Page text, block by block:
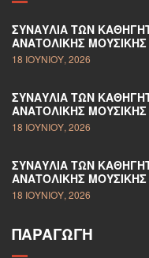
ΣΥΝΑΥΛΊΑ ΤΩΝ
ΑΝΑΤΟΛΙΚΉΣ ΜΟΥΣΙΚΉΣ
18 ΙΟΥΝΊΟΥ, 2026
ΣΥΝΑΥΛΊΑ ΤΩΝ
ΑΝΑΤΟΛΙΚΉΣ ΜΟΥΣΙΚΉΣ
18 ΙΟΥΝΊΟΥ, 2026
ΣΥΝΑΥΛΊΑ ΤΩΝ
ΑΝΑΤΟΛΙΚΉΣ ΜΟΥΣΙΚΉΣ
18 ΙΟΥΝΊΟΥ, 2026
ΠΑΡΑΓΩΓΉ